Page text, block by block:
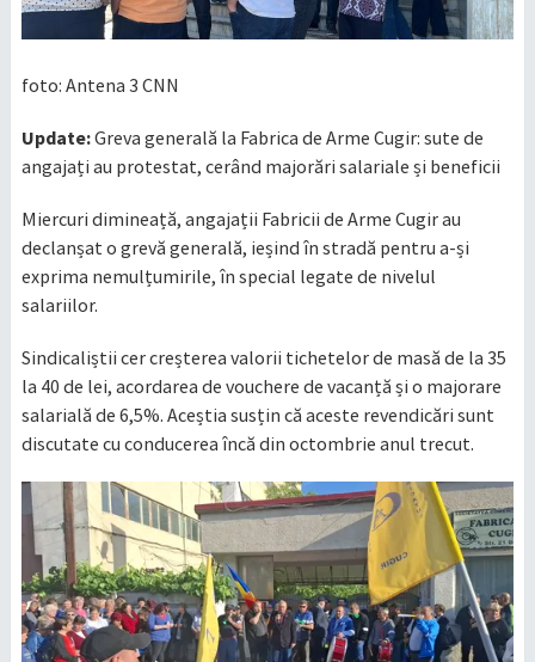
foto: Antena 3 CNN
Update:Greva generală la Fabrica de Arme Cugir: sute de
angajați au protestat, cerând majorări salariale și beneficii
Miercuri dimineață, angajații Fabricii de Arme Cugir au
declanșat o grevă generală, ieșind în stradă pentru a-și
exprima nemulțumirile, în special legate de nivelul
salariilor.
Sindicaliștii cer creșterea valorii tichetelor de masă de la 35
la 40 de lei, acordarea de vouchere de vacanță și o majorare
salarială de 6,5%. Aceștia susțin că aceste revendicări sunt
discutate cu conducerea încă din octombrie anul trecut.